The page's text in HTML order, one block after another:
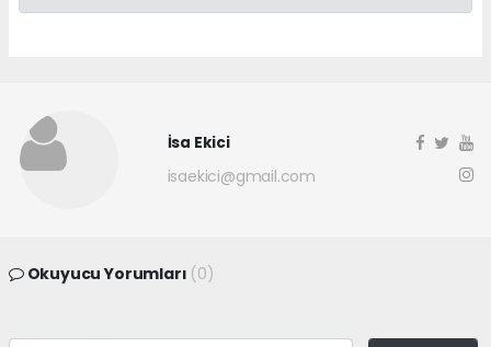
İsa Ekici
isaekici@gmail.com
Okuyucu Yorumları (0)